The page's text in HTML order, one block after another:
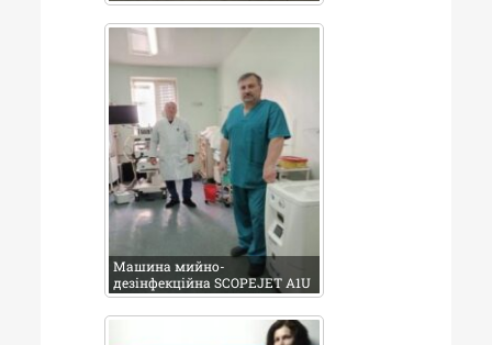
Машина мийно-
дезінфекційна SCOPEJET A1U